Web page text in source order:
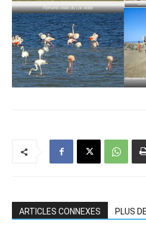
ARTICLES CONNEXES PLUS